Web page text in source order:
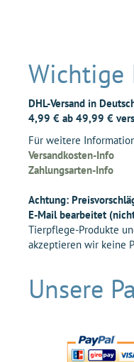
Wichtige
DHL-Versand in
4,99 € ab 49,99 €
Für weitere
Versandkosten-Info
Zahlungsarten-Info
Achtung:
E-Mail bearbeitet
Tierpflege-Produkte
akzeptieren wir keine
Unsere